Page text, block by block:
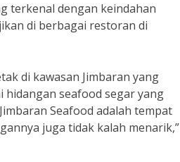
terkenal dengan keindahan
di berbagai restoran di
di kawasan Jimbaran yang
hidangan seafood segar yang
Seafood adalah tempat
juga tidak kalah menarik,”